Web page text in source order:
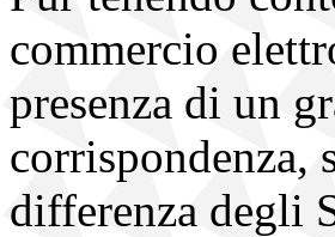
commercio
presenza di un
corrispondenza,
differenza degli